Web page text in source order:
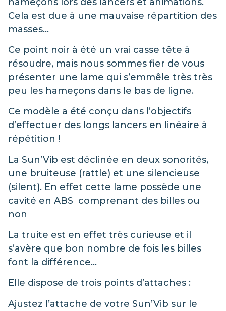
Cela est due à une mauvaise répartition des
masses…
Ce point noir à été un vrai casse tête à
résoudre, mais nous sommes fier de vous
présenter une lame qui s’emmêle très très
peu les hameçons dans le bas de ligne.
Ce modèle a été conçu dans l’objectifs
d’effectuer des longs lancers en linéaire à
répétition !
La Sun’Vib est déclinée en deux sonorités,
une bruiteuse (rattle) et une silencieuse
(silent). En effet cette lame possède une
cavité en ABS comprenant des billes ou
non
La truite est en effet très curieuse et il
s’avère que bon nombre de fois les billes
font la différence…
Elle dispose de trois points d’attaches :
Ajustez l’attache de votre Sun’Vib sur le